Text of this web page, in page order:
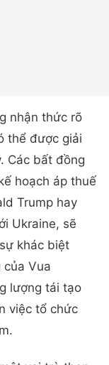
nhận thức rõ
thể được giải
Các bất đồng
hoạch áp thuế
Trump hay
Ukraine, sẽ
khác biệt
Vua
lượng tái tạo
việc tổ chức